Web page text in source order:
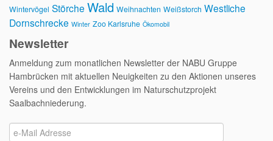
Wintervögel Störche Wald Weihnachten Weißstorch Westliche
Dornschrecke Winter Zoo Karlsruhe Ökomobil
Newsletter
Anmeldung zum monatlichen Newsletter der NABU Gruppe
Hambrücken mit aktuellen Neuigkeiten zu den Aktionen unseres
Vereins und den Entwicklungen im Naturschutzprojekt
Saalbachniederung.